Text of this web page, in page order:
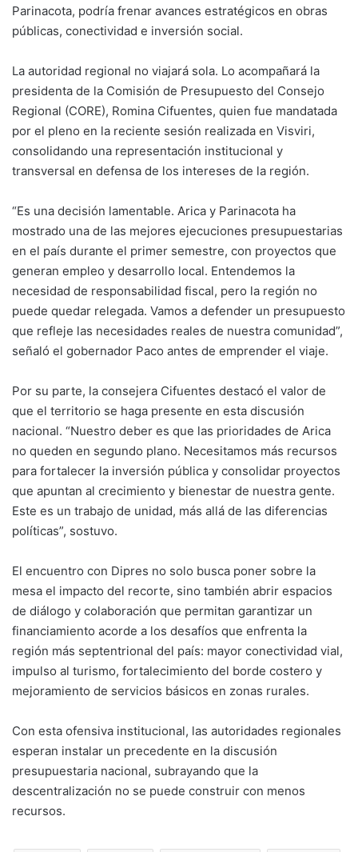
Parinacota, podría frenar avances estratégicos en obras
públicas, conectividad e inversión social.
La autoridad regional no viajará sola. Lo acompañará la
presidenta de la Comisión de Presupuesto del Consejo
Regional (CORE), Romina Cifuentes, quien fue mandatada
por el pleno en la reciente sesión realizada en Visviri,
consolidando una representación institucional y
transversal en defensa de los intereses de la región.
“Es una decisión lamentable. Arica y Parinacota ha
mostrado una de las mejores ejecuciones presupuestarias
en el país durante el primer semestre, con proyectos que
generan empleo y desarrollo local. Entendemos la
necesidad de responsabilidad fiscal, pero la región no
puede quedar relegada. Vamos a defender un presupuesto
que refleje las necesidades reales de nuestra comunidad”,
señaló el gobernador Paco antes de emprender el viaje.
Por su parte, la consejera Cifuentes destacó el valor de
que el territorio se haga presente en esta discusión
nacional. “Nuestro deber es que las prioridades de Arica
no queden en segundo plano. Necesitamos más recursos
para fortalecer la inversión pública y consolidar proyectos
que apuntan al crecimiento y bienestar de nuestra gente.
Este es un trabajo de unidad, más allá de las diferencias
políticas”, sostuvo.
El encuentro con Dipres no solo busca poner sobre la
mesa el impacto del recorte, sino también abrir espacios
de diálogo y colaboración que permitan garantizar un
financiamiento acorde a los desafíos que enfrenta la
región más septentrional del país: mayor conectividad vial,
impulso al turismo, fortalecimiento del borde costero y
mejoramiento de servicios básicos en zonas rurales.
Con esta ofensiva institucional, las autoridades regionales
esperan instalar un precedente en la discusión
presupuestaria nacional, subrayando que la
descentralización no se puede construir con menos
recursos.